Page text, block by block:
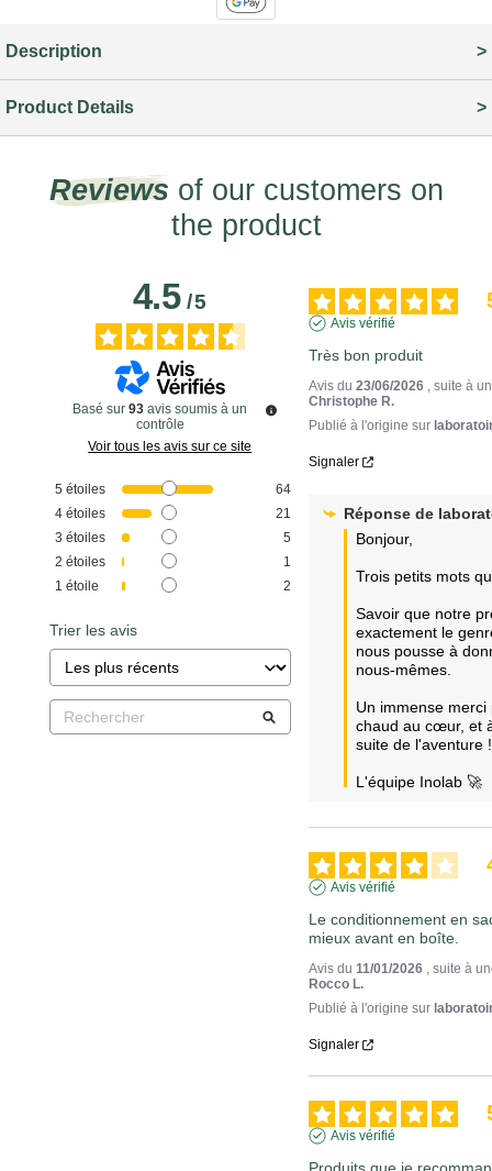
Description
Product Details
Reviews of our customers on
the product
4.5/5
Basé sur93 avis soumis à un
contrôle
Voir tous les avis sur ce site
5 étoiles
64
4 étoiles
21
3 étoiles
5
2 étoiles
1
1 étoile 2
Trier les avis
Avis vérifié
Très bon produit
Avis du23/06/2026 , suite à
Christophe R.
Publié à l'origine sur
Signaler
Réponse de
Bonjour,
Trois petits mots
Savoir que notre
exactement le
nous pousse à
nous-mêmes.
Un immense
chaud au cœur, et
suite de l'aventure !
L'équipe Inolab 🚀
Avis vérifié
Le conditionnement en
mieux avant en boîte.
Avis du11/01/2026 , suite à
Rocco L.
Publié à l'origine sur
Signaler
Avis vérifié